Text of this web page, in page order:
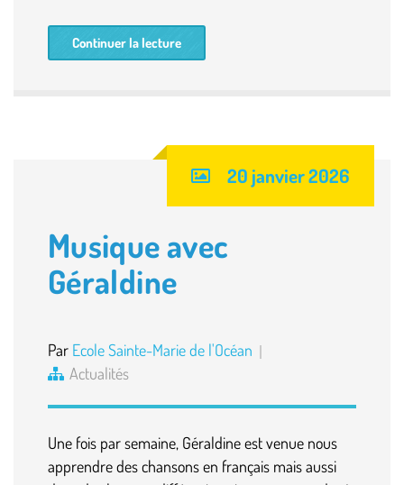
Continuer la lecture
20 janvier 2026
Musique avec
Géraldine
Par Ecole Sainte-Marie de l'Océan
Actualités
Une fois par semaine, Géraldine est venue nous
apprendre des chansons en français mais aussi